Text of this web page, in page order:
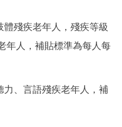
殘疾老年人，殘疾等級
年人，補貼標準為每人每
、言語殘疾老年人，補